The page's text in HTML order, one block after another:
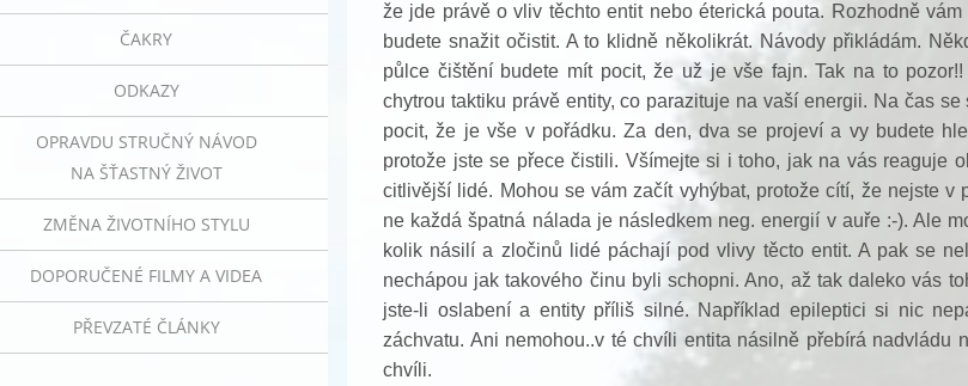
ČAKRY
ODKAZY
OPRAVDU STRUČNÝ NÁVOD
NA ŠŤASTNÝ ŽIVOT
ZMĚNA ŽIVOTNÍHO STYLU
DOPORUČENÉ FILMY A VIDEA
PŘEVZATÉ ČLÁNKY
že jde právě o vliv těchto entit nebo éterická pouta. Rozhodně
budete snažit očistit. A to klidně několikrát. Návody přikládám.
půlce čištění budete mít pocit, že už je vše fajn. Tak na to
chytrou taktiku právě entity, co parazituje na vaší energii. Na čas se
pocit, že je vše v pořádku. Za den, dva se projeví a vy budete
protože jste se přece čistili. Všímejte si i toho, jak na vás reaguje
citlivější lidé. Mohou se vám začít vyhýbat, protože cítí, že nejste v
ne každá špatná nálada je následkem neg. energií v auře :-). Ale
kolik násilí a zločinů lidé páchají pod vlivy těcto entit. A pak se
nechápou jak takového činu byli schopni. Ano, až tak daleko vás
jste-li oslabení a entity příliš silné. Například epileptici si nic
záchvatu. Ani nemohou..v té chvíli entita násilně přebírá nadvládu
chvíli.